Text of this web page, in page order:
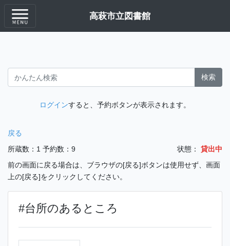
高萩市立図書館
検索
ログインすると、予約ボタンが表示されます。
戻る
所蔵数：1 予約数：9 状態：
貸出中
前の画面に戻る場合は、ブラウザの[戻る]ボタンは使用せず、画面
上の[戻る]をクリックしてください。
#台所のあるところ